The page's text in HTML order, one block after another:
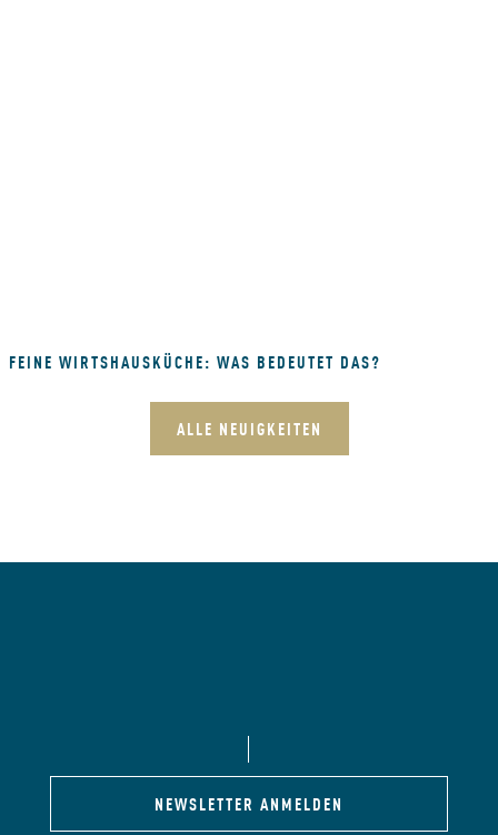
FEINE WIRTSHAUSKÜCHE: WAS BEDEUTET DAS?
ALLE NEUIGKEITEN
NEWSLETTER ANMELDEN